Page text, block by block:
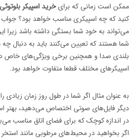
ممکن است زمانی که برایخرید اسپیکر بلوتوثی
کنید که چه اسپیکری مناسب خواهد بود؟
می‌تواند به خود شما بستگی داشته باشد زیرا
شما هستند که تعیین می‌کنند باید به دنبال
بلندی صدا و همچنین برخی ویژگی‌های خاص
اسپیکرهای مختلف قطعا متفاوت خواهد بود.
به عنوان مثال اگر شما در طول روز زمان
دیگر فایل‌های صوتی اختصاص می‌دهید، بهتر
در اندازه کوچک که برای فضای اتاق مناسب
اگر بخواهید در محیط‌های مرطوبی مانند استخر